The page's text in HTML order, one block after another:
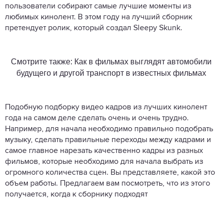
пользователи собирают самые лучшие моменты из
любимых кинолент. В этом году на лучший сборник
претендует ролик, который создал Sleepy Skunk.
Смотрите также: Как в фильмах выглядят автомобили
будущего и другой транспорт в известных фильмах
Подобную подборку видео кадров из лучших кинолент
года на самом деле сделать очень и очень трудно.
Например, для начала необходимо правильно подобрать
музыку, сделать правильные переходы между кадрами и
самое главное нарезать качественно кадры из разных
фильмов, которые необходимо для начала выбрать из
огромного количества сцен. Вы представляете, какой это
объем работы. Предлагаем вам посмотреть, что из этого
получается, когда к сборнику подходят